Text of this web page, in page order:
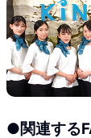
●関連する